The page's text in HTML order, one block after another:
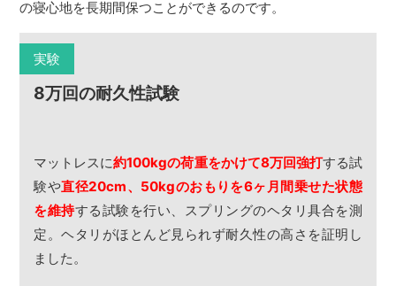
の寝心地を長期間保つことができるのです。
実験
8万回の耐久性試験
マットレスに約100kgの荷重をかけて8万回強打する試
験や直径20cm、50kgのおもりを6ヶ月間乗せた状態
を維持する試験を行い、スプリングのヘタリ具合を測
定。ヘタリがほとんど見られず耐久性の高さを証明し
ました。